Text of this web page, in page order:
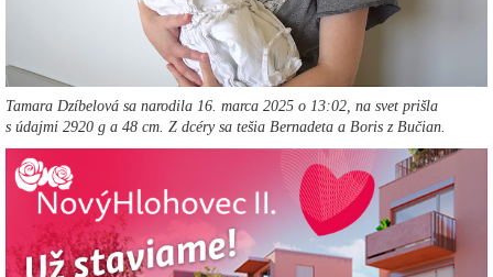
Tamara Dzíbelová sa narodila 16. marca 2025 o 13:02, na svet prišla
s údajmi 2920 g a 48 cm. Z dcéry sa tešia Bernadeta a Boris z Bučian.